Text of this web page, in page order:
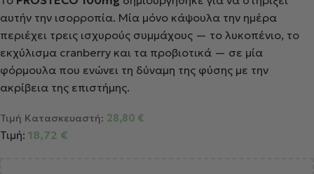
αυτήν την ισορροπία. Μία μόνο κάψουλα την ημέρα
περιέχει τρεις ισχυρούς συμμάχους — το λυκοπένιο, το
εκχύλισμα cranberry και τα προβιοτικά — σε μία
φόρμουλα που ενώνει τη δύναμη της φύσης με την
ακρίβεια της επιστήμης.
Τιμή Κατασκευαστή: 28,80 €
Τιμή: 18,72 €